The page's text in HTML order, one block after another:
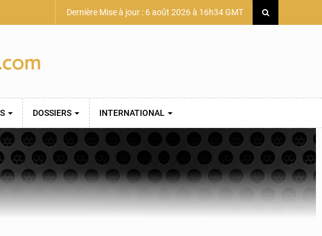
Dernière Mise à jour : 6 août 2026 à 16h34 GMT
DOSSIERS INTERNATIONAL